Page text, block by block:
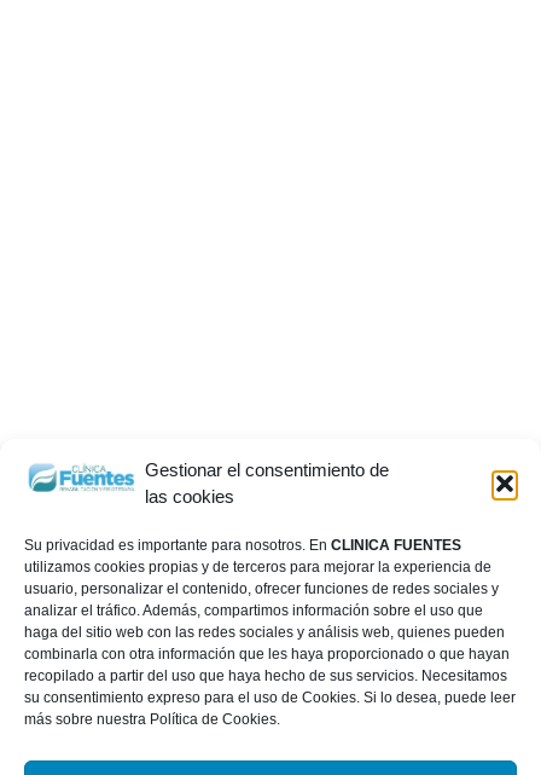
Gestionar el consentimiento de
las cookies
Su privacidad es importante para nosotros. En CLINICA FUENTES
utilizamos cookies propias y de terceros para mejorar la experiencia de
usuario, personalizar el contenido, ofrecer funciones de redes sociales y
analizar el tráfico. Además, compartimos información sobre el uso que
haga del sitio web con las redes sociales y análisis web, quienes pueden
combinarla con otra información que les haya proporcionado o que hayan
recopilado a partir del uso que haya hecho de sus servicios. Necesitamos
su consentimiento expreso para el uso de Cookies. Si lo desea, puede leer
más sobre nuestra Política de Cookies.